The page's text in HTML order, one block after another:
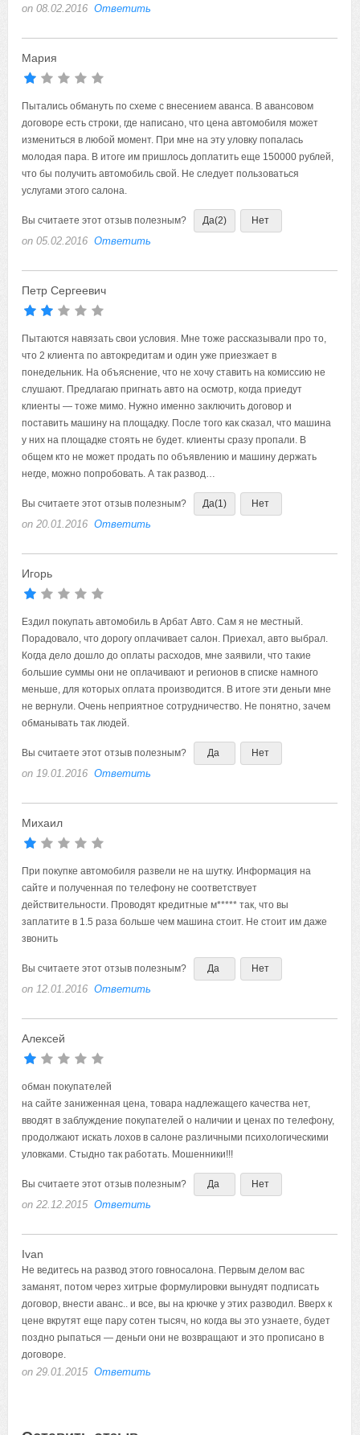
on 08.02.2016 Ответить
Мария
Пытались обмануть по схеме с внесением аванса. В авансовом
договоре есть строки, где написано, что цена автомобиля может
измениться в любой момент. При мне на эту уловку попалась
молодая пара. В итоге им пришлось доплатить еще 150000 рублей,
что бы получить автомобиль свой. Не следует пользоваться
услугами этого салона.
Вы считаете этот отзыв полезным? Да(2) Нет
on 05.02.2016 Ответить
Петр Сергеевич
Пытаются навязать свои условия. Мне тоже рассказывали про то,
что 2 клиента по автокредитам и один уже приезжает в
понедельник. На объяснение, что не хочу ставить на комиссию не
слушают. Предлагаю пригнать авто на осмотр, когда приедут
клиенты — тоже мимо. Нужно именно заключить договор и
поставить машину на площадку. После того как сказал, что машина
у них на площадке стоять не будет. клиенты сразу пропали. В
общем кто не может продать по объявлению и машину держать
негде, можно попробовать. А так развод…
Вы считаете этот отзыв полезным? Да(1) Нет
on 20.01.2016 Ответить
Игорь
Ездил покупать автомобиль в Арбат Авто. Сам я не местный.
Порадовало, что дорогу оплачивает салон. Приехал, авто выбрал.
Когда дело дошло до оплаты расходов, мне заявили, что такие
большие суммы они не оплачивают и регионов в списке намного
меньше, для которых оплата производится. В итоге эти деньги мне
не вернули. Очень неприятное сотрудничество. Не понятно, зачем
обманывать так людей.
Вы считаете этот отзыв полезным? Да Нет
on 19.01.2016 Ответить
Михаил
При покупке автомобиля развели не на шутку. Информация на
сайте и полученная по телефону не соответствует
действительности. Проводят кредитные м***** так, что вы
заплатите в 1.5 раза больше чем машина стоит. Не стоит им даже
звонить
Вы считаете этот отзыв полезным? Да Нет
on 12.01.2016 Ответить
Алексей
обман покупателей
на сайте заниженная цена, товара надлежащего качества нет,
вводят в заблуждение покупателей о наличии и ценах по телефону,
продолжают искать лохов в салоне различными психологическими
уловками. Стыдно так работать. Мошенники!!!
Вы считаете этот отзыв полезным? Да Нет
on 22.12.2015 Ответить
Ivan
Не ведитесь на развод этого говносалона. Первым делом вас
заманят, потом через хитрые формулировки вынудят подписать
договор, внести аванс.. и все, вы на крючке у этих разводил. Вверх к
цене вкрутят еще пару сотен тысяч, но когда вы это узнаете, будет
поздно рыпаться — деньги они не возвращают и это прописано в
договоре.
on 29.01.2015 Ответить